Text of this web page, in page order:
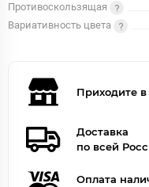
Противоскользящая
Вариативность цвета
Приходите
Доставка
по всей
Оплата